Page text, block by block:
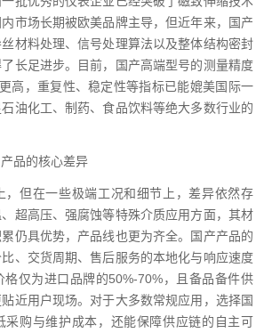
市场长期被欧美品牌主导，但近年来，国产
材料处理、信号处理算法以及整体结构密封
长足进步。目前，国产高端型号的测量精度
高，重复性、稳定性等指标已能媲美国际一
油化工、制药、食品饮料等绝大多数行业的
品的核心差异
，但在一些极端工况和细节上，差异依然存
超高压、强腐蚀等特殊介质应用方面，其材
仍具优势，产品线也更为齐全。国产产品的
、交货周期、售后服务的本地化与响应速度
格仅为进口品牌的50%-70%，且备品备件供
近用户现场。对于大多数常规应用，选择国
采购与维护成本，还能保障供应链的自主可